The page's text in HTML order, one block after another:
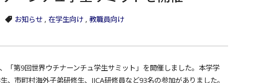
お知らせ , 在学生向け , 教職員向け
「第9回世界ウチナーンチュ学生サミット」を開催しました。本学学
、市町村海外子弟研修生、JICA研修員など93名の参加がありました。